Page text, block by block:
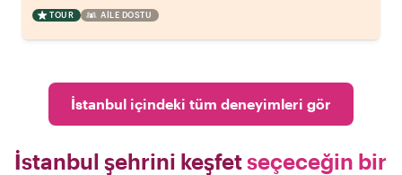
TOUR AILE DOSTU
İstanbul içindeki tüm deneyimleri gör
İstanbul şehrini keşfetseçeceğin bir